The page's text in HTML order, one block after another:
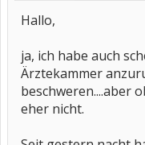
Hallo,
ja, ich habe auch
Ärztekammer
beschweren....aber
eher nicht.